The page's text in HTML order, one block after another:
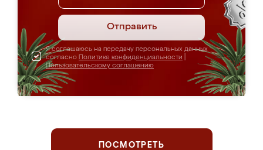
Отправить
Я соглашаюсь на передачу персональных данных
согласно Политике конфиденциальности
Пользовательскому соглашению
ПОСМОТРЕТЬ